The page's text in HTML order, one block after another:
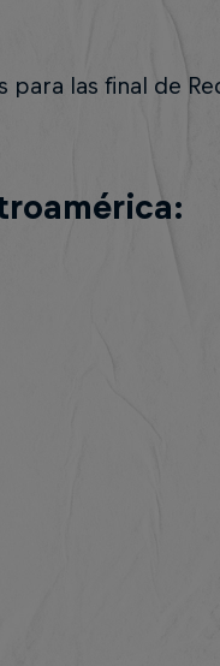
las final de